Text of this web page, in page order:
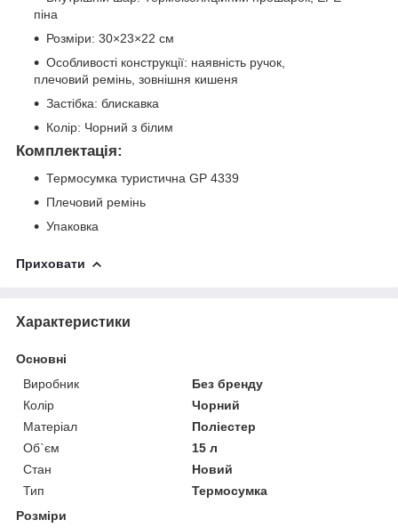
піна
Розміри: 30×23×22 см
Особливості конструкції: наявність ручок,
плечовий ремінь, зовнішня кишеня
Застібка: блискавка
Колір: Чорний з білим
Комплектація:
Термосумка туристична GP 4339
Плечовий ремінь
Упаковка
Приховати
Характеристики
Основні
Виробник
Без бренду
Колір
Чорний
Матеріал
Поліестер
Об`єм
15 л
Стан
Новий
Тип
Термосумка
Розміри